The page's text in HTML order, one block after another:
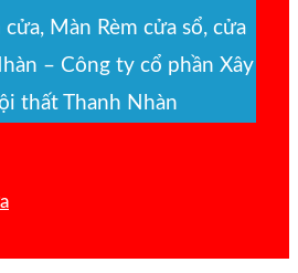
cửa, Màn Rèm cửa sổ, cửa
– Công ty cổ phần Xây
thất Thanh Nhàn